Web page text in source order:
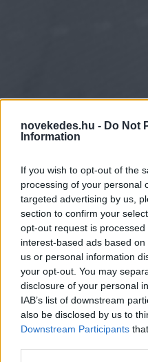
novekedes.hu - Do Not
Information
If you wish to opt-out of the
processing of your personal
targeted advertising by us,
section to confirm your
opt-out request is
interest-based ads based
us or personal information
your opt-out. You may
disclosure of your personal
IAB’s list of downstream
also be disclosed by us to
Downstream Participants
Trump: az
Államok
keményen
Iránra